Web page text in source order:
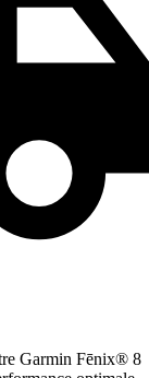
Garmin Fēnix® 8